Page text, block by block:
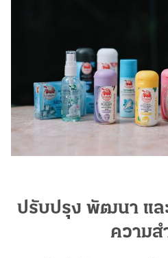
ปรับปรุง พัฒนา แ
ความส